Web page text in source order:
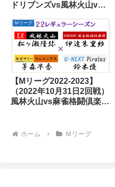
ドリブンズvs風林火山vs
Ｍリーグ
【Mリーグ2022-2023】
（2022年10月31日2回戦）
風林火山vs麻雀格闘倶楽部
ホーム Ｍリーグ